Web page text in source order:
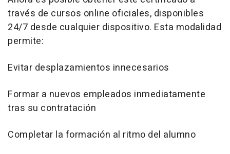
través de cursos online oficiales, disponibles
24/7 desde cualquier dispositivo. Esta modalidad
permite:
Evitar desplazamientos innecesarios
Formar a nuevos empleados inmediatamente
tras su contratación
Completar la formación al ritmo del alumno